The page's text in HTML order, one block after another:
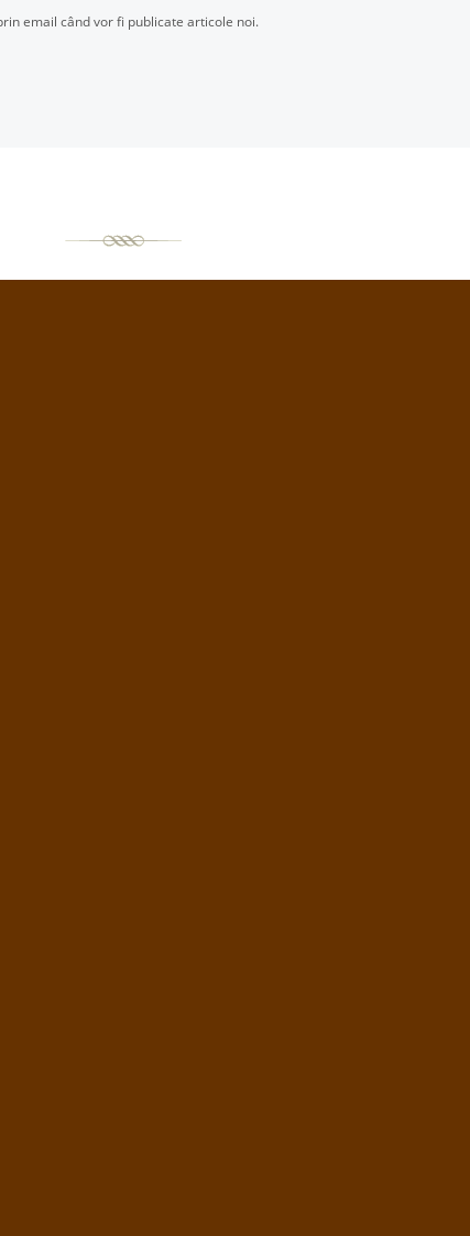
email când vor fi publicate articole noi.